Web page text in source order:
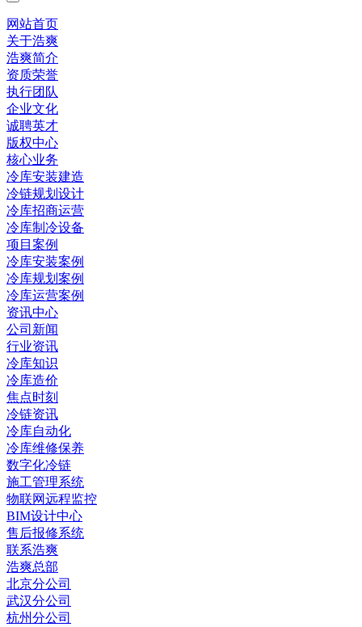
网站首页
关于浩爽
浩爽简介
资质荣誉
执行团队
企业文化
诚聘英才
版权中心
核心业务
冷库安装建造
冷链规划设计
冷库招商运营
冷库制冷设备
项目案例
冷库安装案例
冷库规划案例
冷库运营案例
资讯中心
公司新闻
行业资讯
冷库知识
冷库造价
焦点时刻
冷链资讯
冷库自动化
冷库维修保养
数字化冷链
施工管理系统
物联网远程监控
BIM设计中心
售后报修系统
联系浩爽
浩爽总部
北京分公司
武汉分公司
杭州分公司